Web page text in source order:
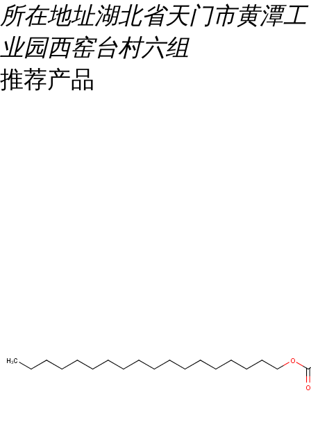
所在地址湖北省天门市黄潭工
业园西窑台村六组
推荐产品